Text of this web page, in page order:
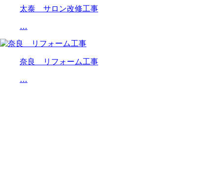
太泰 サロン改修工事
…
奈良 リフォーム工事
…